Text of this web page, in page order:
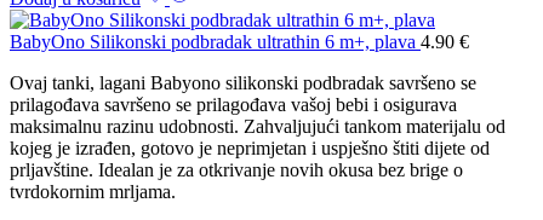
BabyOno Silikonski podbradak ultrathin 6 m+, plava 4.90 €
Ovaj tanki, lagani Babyono silikonski podbradak savršeno se
prilagođava savršeno se prilagođava vašoj bebi i osigurava
maksimalnu razinu udobnosti. Zahvaljujući tankom materijalu od
kojeg je izrađen, gotovo je neprimjetan i uspješno štiti dijete od
prljavštine. Idealan je za otkrivanje novih okusa bez brige o
tvrdokornim mrljama.